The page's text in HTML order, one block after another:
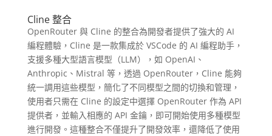
Cline 整合
OpenRouter 與 Cline 的整合為開發者提供了強大的 AI
編程體驗，Cline 是一款集成於 VSCode 的 AI 編程助手，
支援多種大型語言模型（LLM），如 OpenAI、
Anthropic、Mistral 等，透過 OpenRouter，Cline 能夠
統一調用這些模型，簡化了不同模型之間的切換和管理，
使用者只需在 Cline 的設定中選擇 OpenRouter 作為 API
提供者，並輸入相應的 API 金鑰，即可開始使用多種模型
進行開發。這種整合不僅提升了開發效率，還降低了使用